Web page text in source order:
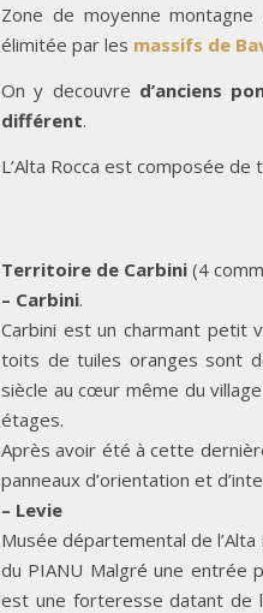
Zone de moyenne montagne
élimitée par les massifs de
On y decouvre d’anciens
différent.
L’Alta Rocca est composée
Territoire de Carbini (4
– Carbini.
Carbini est un charmant petit
toits de tuiles oranges sont
siècle au cœur même du
étages.
Après avoir été à cette
panneaux d’orientation et
– Levie
Musée départemental de l’Alta
du PIANU Malgré une entrée
est une forteresse datant de